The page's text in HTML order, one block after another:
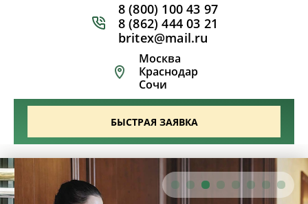
Москва
Краснодар
Сочи
8 (800) 100 43 97
8 (862) 444 03 21
britex@mail.ru
БЫСТРАЯ ЗАЯВКА